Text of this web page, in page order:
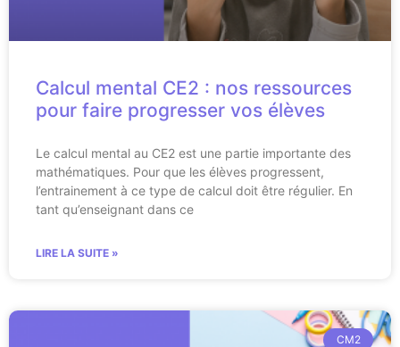
Calcul mental CE2 : nos ressources
pour faire progresser vos élèves
Le calcul mental au CE2 est une partie importante des
mathématiques. Pour que les élèves progressent,
l’entrainement à ce type de calcul doit être régulier. En
tant qu’enseignant dans ce
LIRE LA SUITE »
CM2